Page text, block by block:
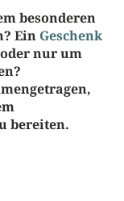
besonderen
Ein Geschenk
nur um
bereiten.